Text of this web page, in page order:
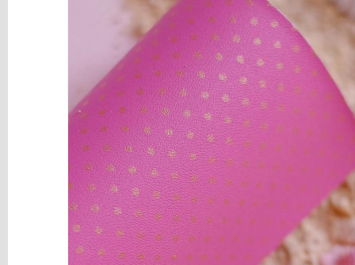
NAVIDAD
Papelería
Herramientas
Liquidación
Scrapbooking
Resinas